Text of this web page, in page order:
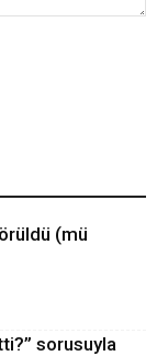
(mü
sorusuyla